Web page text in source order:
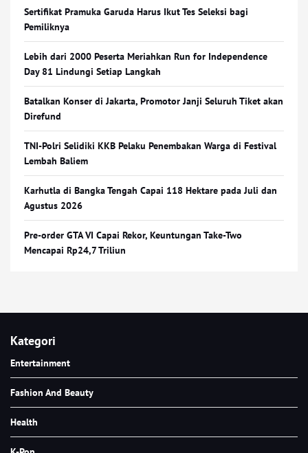
Sertifikat Pramuka Garuda Harus Ikut Tes Seleksi bagi
Pemiliknya
Lebih dari 2000 Peserta Meriahkan Run for Independence
Day 81 Lindungi Setiap Langkah
Batalkan Konser di Jakarta, Promotor Janji Seluruh Tiket akan
Direfund
TNI-Polri Selidiki KKB Pelaku Penembakan Warga di Festival
Lembah Baliem
Karhutla di Bangka Tengah Capai 118 Hektare pada Juli dan
Agustus 2026
Pre-order GTA VI Capai Rekor, Keuntungan Take-Two
Mencapai Rp24,7 Triliun
Kategori
Entertainment
Fashion And Beauty
Health